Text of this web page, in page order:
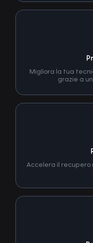
Migliora la tua
grazie a
Accelera il recupero